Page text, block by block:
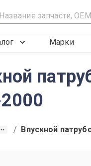
Марки
/ Впускной